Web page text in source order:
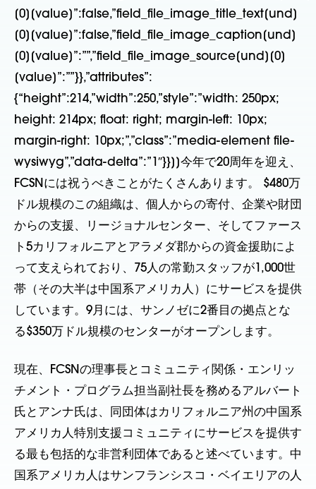
[0][value]”:false,”field_file_image_title_text[und]
[0][value]”:false,”field_file_image_caption[und]
[0][value]”:””,”field_file_image_source[und][0]
[value]”:””}},”attributes”:
{“height”:214,”width”:250,”style”:”width: 250px;
height: 214px; float: right; margin-left: 10px;
margin-right: 10px;”,”class”:”media-element file-
wysiwyg”,”data-delta”:”1″}}]]今年で20周年を迎え、
FCSNには祝うべきことがたくさんあります。 $480万
ドル規模のこの組織は、個人からの寄付、企業や財団
からの支援、リージョナルセンター、そしてファース
ト5カリフォルニアとアラメダ郡からの資金援助によ
って支えられており、75人の常勤スタッフが1,000世
帯（その大半は中国系アメリカ人）にサービスを提供
しています。9月には、サンノゼに2番目の拠点とな
る$350万ドル規模のセンターがオープンします。
現在、FCSNの理事長とコミュニティ関係・エンリッ
チメント・プログラム担当副社長を務めるアルバート
氏とアンナ氏は、同団体はカリフォルニア州の中国系
アメリカ人特別支援コミュニティにサービスを提供す
る最も包括的な非営利団体であると述べています。中
国系アメリカ人はサンフランシスコ・ベイエリアの人